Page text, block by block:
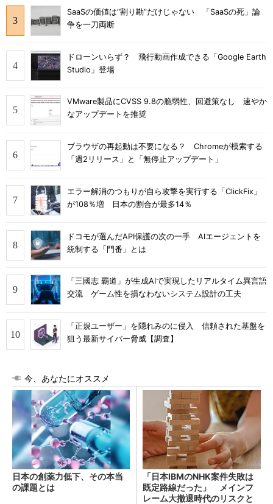
SaaSの価値は“割り勘”だけじゃない 「SaaSの死」論
争を一刀両断
ドローンいらず？ 飛行動画作成できる「Google Earth
Studio」登場
VMware製品にCVSS 9.8の脆弱性、回避策なし 速やか
なアップデートを推奨
ブラウザの再起動は不要になる？ Chromeが模索する
「週2リリース」と「無停止アップデート」
エラー解消のつもりが自ら攻撃を実行する「ClickFix」
が108％増 日本の割合が最多14％
ドコモが選んだAPI保護の次の一手 AIエージェントを
統制する「門番」とは
「三國志 覇道」が生成AIで実現したリアルタイム異言語
交流 ゲーム性を損なわないシステム設計の工夫
「正規ユーザー」を隠れみのに侵入 信頼された基盤を
狙う最新サイバー脅威【調査】
今、あなたにオススメ
日本の創薬力低下、その本当
の課題とは
「日本IBMのNHK案件失敗は
既定路線だった」 メインフ
レーム大撤退時代のリスクと